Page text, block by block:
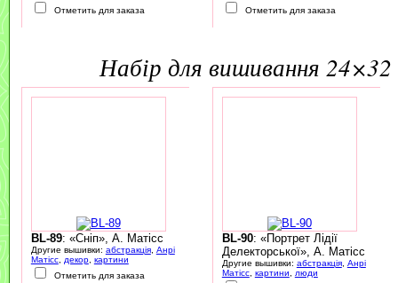
Отметить для заказа
Отметить для заказа
набір для вишивання 24×32
BL-89: «Сніп», А. Матісс
Другие вышивки: абстракція, Анрі
Матісс, декор, картини
Отметить для заказа
BL-90: «Портрет Лідії
Делекторської», А. Матісс
Другие вышивки: абстракція, Анрі
Матісс, картини люди